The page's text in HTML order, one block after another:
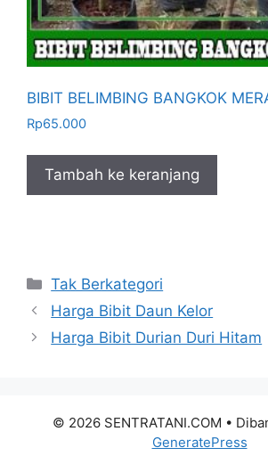
BIBIT BELIMBING BANGKOK
Rp65.000
Tambah ke keranjang
Kategori
Tak Berkategori
Harga Bibit Daun Kelor
Harga Bibit Durian Duri Hitam
© 2026 SENTRATANI.COM •
GeneratePress